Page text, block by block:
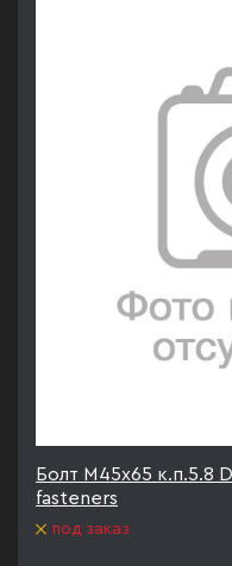
Болт М45х65 к.п.5.8
fasteners
под заказ